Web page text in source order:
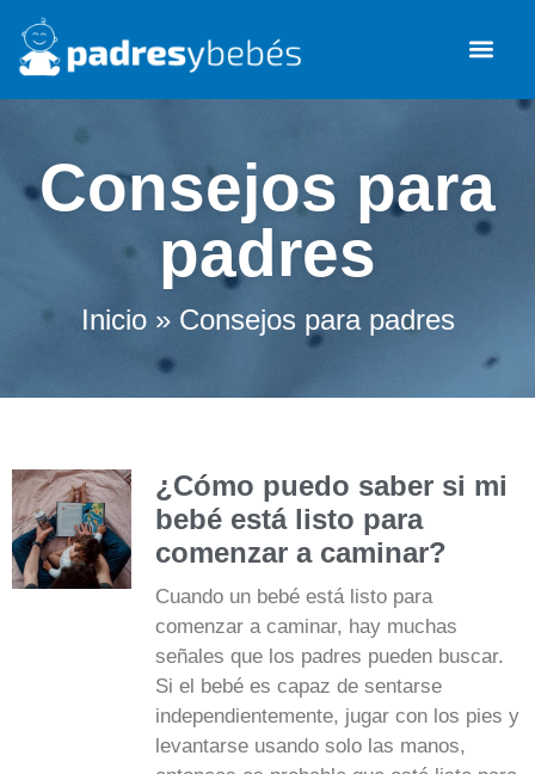
Consejos para
padres
Inicio» Consejos para padres
¿Cómo puedo saber si mi
bebé está listo para
comenzar a caminar?
Cuando un bebé está listo para
comenzar a caminar, hay muchas
señales que los padres pueden buscar.
Si el bebé es capaz de sentarse
independientemente, jugar con los pies y
levantarse usando solo las manos,